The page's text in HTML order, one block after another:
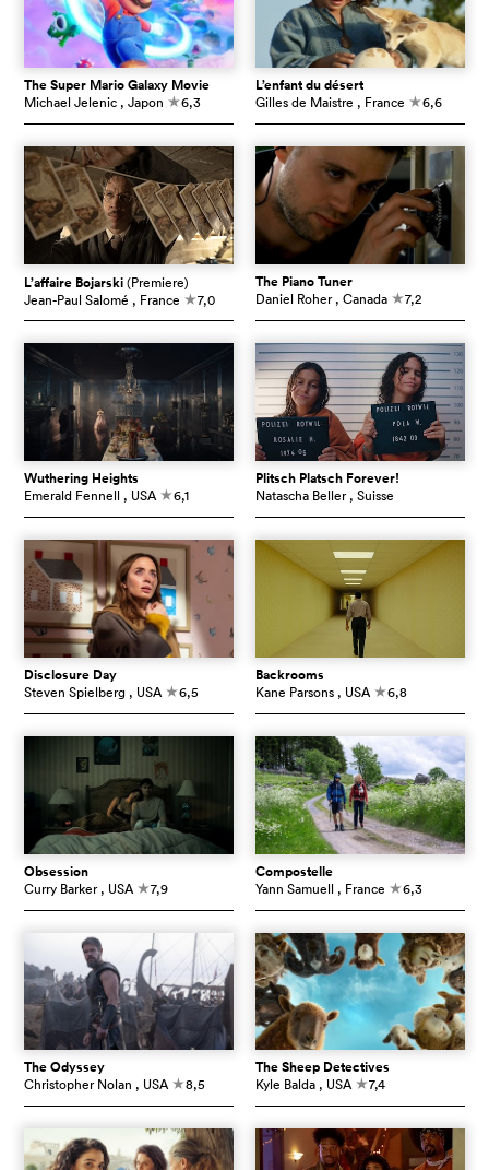
The Super Mario Galaxy Movie
Michael Jelenic , Japon c6,3
L’enfant du désert
Gilles de Maistre , France c6,6
L’affaire Bojarski(Premiere)
Jean-Paul Salomé , France c7,0
The Piano Tuner
Daniel Roher , Canada c7,2
Wuthering Heights
Emerald Fennell , USA c6,1
Plitsch Platsch Forever!
Natascha Beller , Suisse
Disclosure Day
Steven Spielberg , USA c6,5
Backrooms
Kane Parsons , USA c6,8
Obsession
Curry Barker , USA c7,9
Compostelle
Yann Samuell , France c6,3
The Odyssey
Christopher Nolan , USA c8,5
The Sheep Detectives
Kyle Balda , USA c7,4